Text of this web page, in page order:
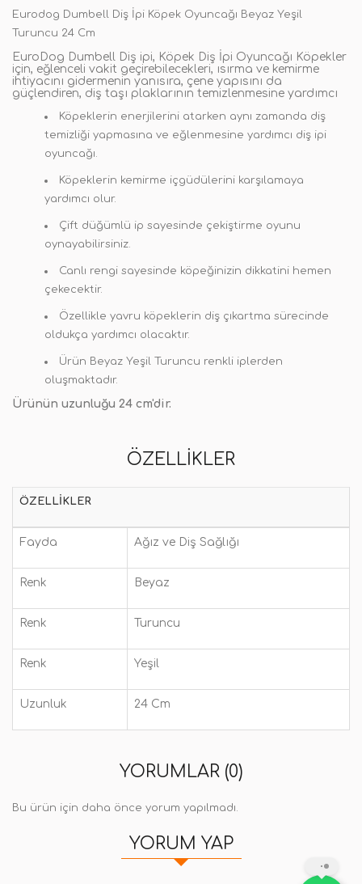
Eurodog Dumbell Diş İpi Köpek Oyuncağı Beyaz Yeşil
Turuncu 24 Cm
EuroDog Dumbell Diş ipi, Köpek Diş İpi Oyuncağı Köpekler
için, eğlenceli vakit geçirebilecekleri, ısırma ve kemirme
ihtiyacını gidermenin yanısıra, çene yapısını da
güçlendiren, diş taşı plaklarının temizlenmesine yardımcı
Köpeklerin enerjilerini atarken aynı zamanda diş
temizliği yapmasına ve eğlenmesine yardımcı diş ipi
oyuncağı.
Köpeklerin kemirme içgüdülerini karşılamaya
yardımcı olur.
Çift düğümlü ip sayesinde çekiştirme oyunu
oynayabilirsiniz.
Canlı rengi sayesinde köpeğinizin dikkatini hemen
çekecektir.
Özellikle yavru köpeklerin diş çıkartma sürecinde
oldukça yardımcı olacaktır.
Ürün Beyaz Yeşil Turuncu renkli iplerden
oluşmaktadır.
Ürünün uzunluğu 24 cm'dir.
ÖZELLIKLER
ÖZELLIKLER
Fayda Ağız ve Diş Sağlığı
Renk Beyaz
Renk Turuncu
Renk Yeşil
Uzunluk 24 Cm
YORUMLAR (0)
Bu ürün için daha önce yorum yapılmadı.
YORUM YAP